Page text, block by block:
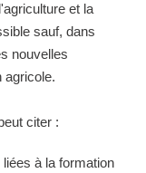
et la
sauf, dans
nouvelles
agricole.
citer :
à la formation